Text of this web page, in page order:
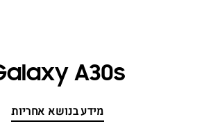
A30s
מידע בנושא אחריות